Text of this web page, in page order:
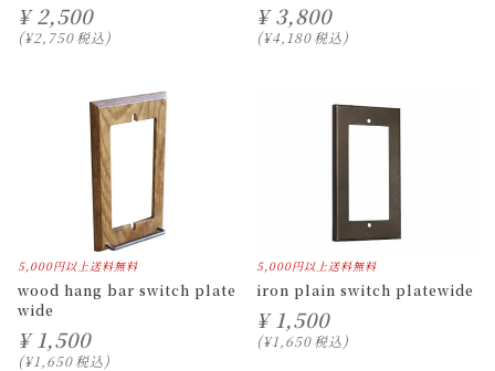
¥ 2,500
¥2,750税込
¥ 3,800
¥4,180税込
5,000円以上送料無料
wood hang bar switch plate
wide
¥ 1,500
¥1,650税込
5,000円以上送料無料
iron plain switch platewide
¥ 1,500
¥1,650税込